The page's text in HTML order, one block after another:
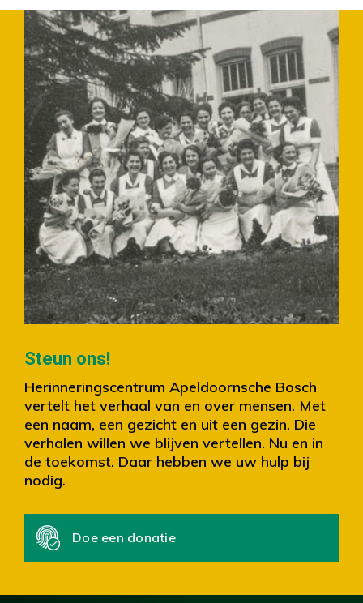
Steun ons!
Herinneringscentrum Apeldoornsche Bosch
vertelt het verhaal van en over mensen. Met
een naam, een gezicht en uit een gezin. Die
verhalen willen we blijven vertellen. Nu en in
de toekomst. Daar hebben we uw hulp bij
nodig.
Doe een donatie